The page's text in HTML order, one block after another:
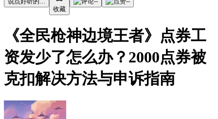
收藏
《全民枪神边境王者》点券工
资发少了怎么办？2000点券被
克扣解决方法与申诉指南